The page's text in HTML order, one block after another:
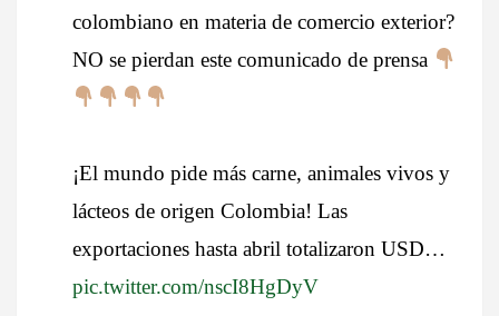
colombiano en materia de comercio exterior?
NO se pierdan este comunicado de prensa
¡El mundo pide más carne, animales vivos y
lácteos de origen Colombia! Las
exportaciones hasta abril totalizaron USD…
pic.twitter.com/nscI8HgDyV